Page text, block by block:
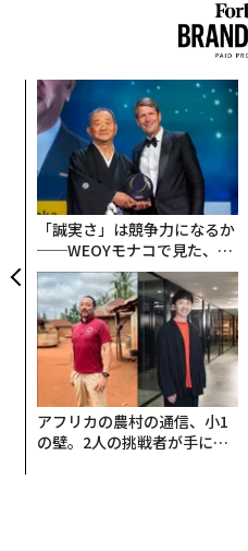
「誠実さ」は競争力になるか
──WEOYモナコで見た、く
ら寿司の経営哲学
アフリカの農村の通信、小1
の壁。2人の挑戦者が手にし